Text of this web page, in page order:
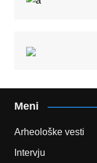
Meni
Arheološke vesti
Intervju